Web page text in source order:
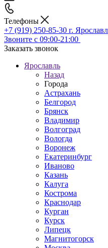
Телефоны
+7 (919) 250-85-30 г.
Звоните с 09:00-21:00
Заказать звонок
Ярославль
Назад
Города
Астрахань
Белгород
Брянск
Владимир
Волгоград
Вологда
Воронеж
Екатеринбург
Иваново
Казань
Калуга
Кострома
Краснодар
Курган
Курск
Липецк
Магнитогорск